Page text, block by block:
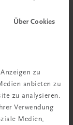
Über Cookies
zu
anbieten zu
zu analysieren.
Verwendung
Medien,